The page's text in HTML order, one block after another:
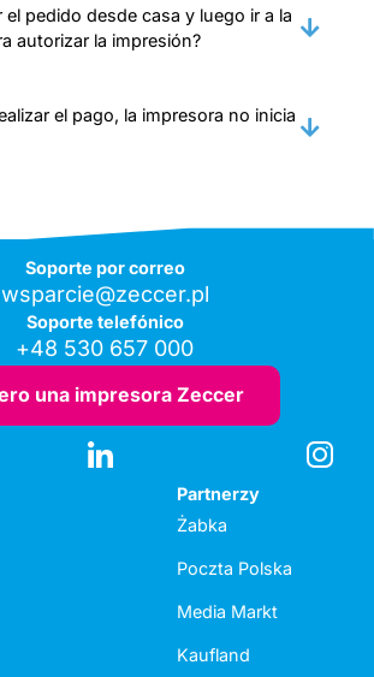
el pedido desde casa y luego ir a la
autorizar la impresión?
el pago, la impresora no inicia
Soporte por correo
wsparcie@zeccer.pl
Soporte telefónico
+48 530 657 000
una impresora Zeccer
Partnerzy
Żabka
Poczta Polska
Media Markt
Kaufland